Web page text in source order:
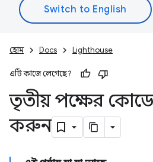
হোম Docs Lighthouse
এটি কাজে লেগেছে?
তৃতীয় পক্ষের কোডের
করুন